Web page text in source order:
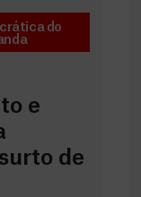
do
e
de